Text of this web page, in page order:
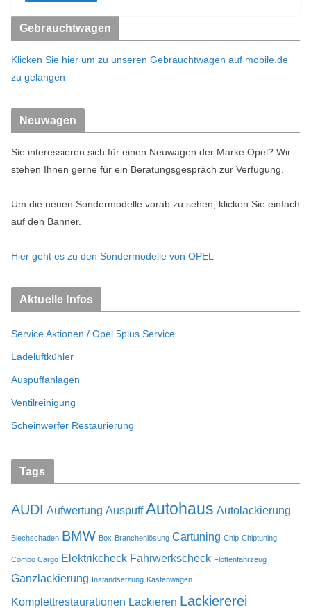
Gebrauchtwagen
Klicken Sie hier um zu unseren Gebrauchtwagen auf mobile.de
zu gelangen
Neuwagen
Sie interessieren sich für einen Neuwagen der Marke Opel? Wir
stehen Ihnen gerne für ein Beratungsgespräch zur Verfügung.
Um die neuen Sondermodelle vorab zu sehen, klicken Sie einfach
auf den Banner.
Hier geht es zu den Sondermodelle von OPEL
Aktuelle Infos
Service Aktionen / Opel 5plus Service
Ladeluftkühler
Auspuffanlagen
Ventilreinigung
Scheinwerfer Restaurierung
Tags
AUDI Aufwertung Auspuff Autohaus Autolackierung
Blechschaden BMW Box Branchenlösung Cartuning Chip Chiptuning
Combo Cargo Elektrikcheck Fahrwerkscheck Flottenfahrzeug
Ganzlackierung Instandsetzung Kastenwagen
Komplettrestaurationen Lackieren Lackiererei